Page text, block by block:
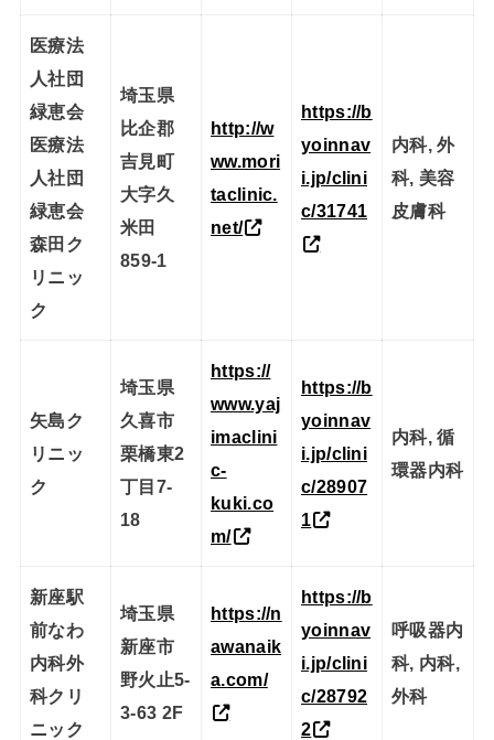
医療法
人社団
緑恵会
医療法
人社団
緑恵会
森田ク
リニッ
ク
埼玉県
比企郡
吉見町
大字久
米田
859-1
http://w
ww.mori
taclinic.
net/
https://b
yoinnav
i.jp/clini
c/31741
内科, 外
科, 美容
皮膚科
矢島ク
リニッ
ク
埼玉県
久喜市
栗橋東2
丁目7-
18
https://
www.yaj
imaclini
c-
kuki.co
m/
https://b
yoinnav
i.jp/clini
c/28907
1
内科, 循
環器内科
新座駅
前なわ
内科外
科クリ
ニック
埼玉県
新座市
野火止5-
3-63 2F
https://n
awanaik
a.com/
https://b
yoinnav
i.jp/clini
c/28792
2
呼吸器内
科, 内科,
外科